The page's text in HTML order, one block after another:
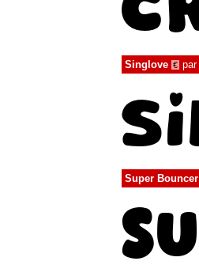
Singlove € par
Super Bouncer